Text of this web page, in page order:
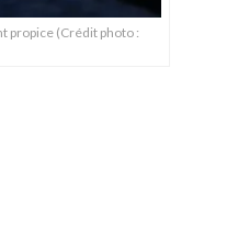
propice (Crédit photo :